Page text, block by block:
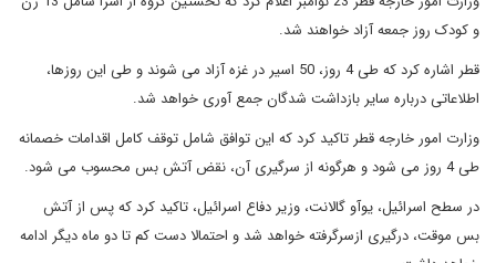
و کودک روز جمعه آزاد خواهند شد.
قطر اشاره کرد که طی 4 روز، 50 اسیر در غزه آزاد می شوند و طی این روزها،
اطلاعاتی درباره سایر بازداشت شدگان جمع آوری خواهد شد.
وزارت امور خارجه قطر تاکید کرد که این توافق شامل توقف کامل اقدامات خصمانه
طی 4 روز می شود و هرگونه از سرگیری آن، نقض آتش بس محسوب می شود.
در سطح اسرائیل، یوآو گالانت، وزیر دفاع اسرائیل، تاکید کرد که پس از آتش
بس موقت، درگیری ازسرگرفته خواهد شد و احتمالا دست کم تا دو ماه دیگر ادامه